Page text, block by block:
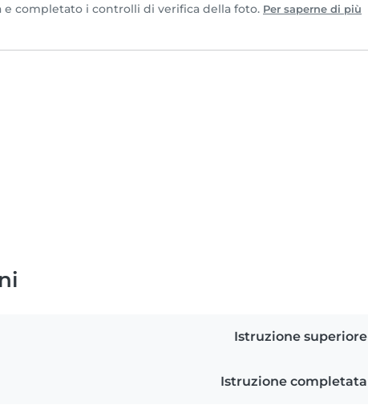
completato i controlli di verifica della foto. Per saperne di più
Istruzione superiore
Istruzione completata